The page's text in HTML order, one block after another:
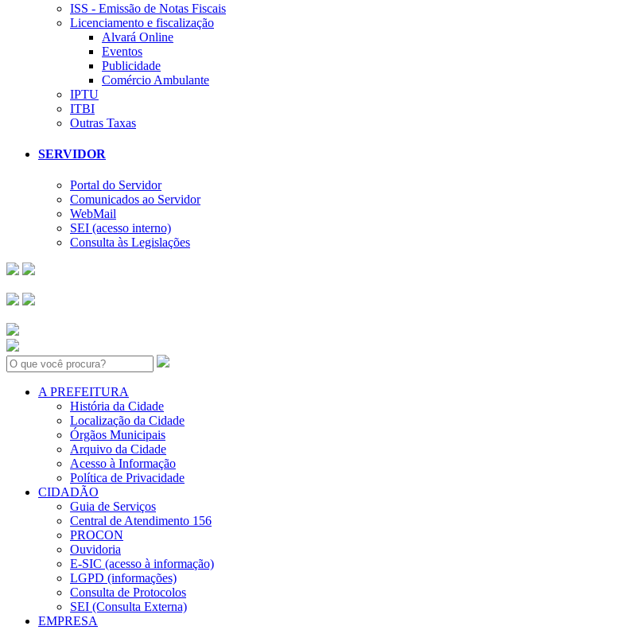
ISS - Emissão de Notas Fiscais
Licenciamento e fiscalização
Alvará Online
Eventos
Publicidade
Comércio Ambulante
IPTU
ITBI
Outras Taxas
SERVIDOR
Portal do Servidor
Comunicados ao Servidor
WebMail
SEI (acesso interno)
Consulta às Legislações
Search:
A PREFEITURA
História da Cidade
Localização da Cidade
Órgãos Municipais
Arquivo da Cidade
Acesso à Informação
Política de Privacidade
CIDADÃO
Guia de Serviços
Central de Atendimento 156
PROCON
Ouvidoria
E-SIC (acesso à informação)
LGPD (informações)
Consulta de Protocolos
SEI (Consulta Externa)
EMPRESA